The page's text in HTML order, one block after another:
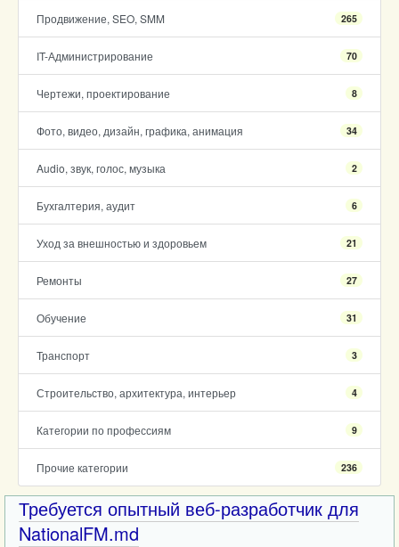
Продвижение, SEO, SMM 265
IT-Администрирование 70
Чертежи, проектирование 8
Фото, видео, дизайн, графика, анимация 34
Audio, звук, голос, музыка 2
Бухгалтерия, аудит 6
Уход за внешностью и здоровьем 21
Ремонты 27
Обучение 31
Транспорт 3
Строительство, архитектура, интерьер 4
Категории по профессиям 9
Прочие категории 236
Требуется опытный веб-разработчик для
NationalFM.md